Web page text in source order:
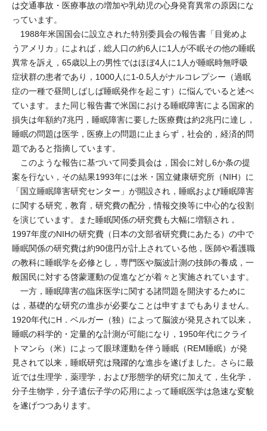
は交通事故・医療事故の増加や乳幼児の心身発育異常の原因にな
っています。
1988年米国国会に設立された特別委員会の報告書「目覚めよ
うアメリカ」によれば，総人口の約6人に1人が不眠その他の睡眠
異常を訴え，65歳以上の男性ではほぼ4人に1人が睡眠時無呼吸
症状群の患者であり，1000人に1-0.5人がナルコレプシー（過眠
症の一種で昼間しばしば睡眠発作を起こす）に悩んでいると述べ
ています。また同じ報告書で米国における睡眠障害による国家的
損失は年額約7兆円，睡眠障害に要した医療費は約2兆円に達し，
睡眠の問題は医学，医療上の問題に止まらず，社会的，経済的問
題であると指摘しています。
このような報告に基づいて同委員会は，国会に対し6か条の提
案を行ない，その結果1993年には米・国立健康研究所（NIH）に
「国立睡眠障害研究センター」が開設され，睡眠および睡眠障害
に関する研究，教育，研究費の配分，情報交換等に中心的な役割
を演じています。また睡眠関係の研究費も大幅に増額され，
1997年度のNIHの研究費（日本の文部省研究費にあたる）の中で
睡眠関係の研究費は約90億円が計上されている他，医師や看護職
の教科に睡眠学を必修とし，専門医や脳波計測の技師の養成，一
般国民に対する啓蒙運動の促進などが着々と実施されています。
一方，睡眠障害の臨床医学に関する諸問題を開決するために
は，基礎的な研究の進歩が必要なことは申すまでもありません。
1920年代にH．ベルガー（独）によって脳波が発見されて以来，
睡眠の科学的・定量的な計測が可能になり，1950年代にクライ
トマンら（米）によって眼球運動を伴う睡眠（REM睡眠）が発
見されて以来，睡眠研究は飛躍的な進歩を遂げました。さらに最
近では生理学，薬理学，および形態学的研究に加えて，生化学，
分子生物学，分子遺伝子学の応用によって睡眠医学は急速な変貌
を遂げつつあります。